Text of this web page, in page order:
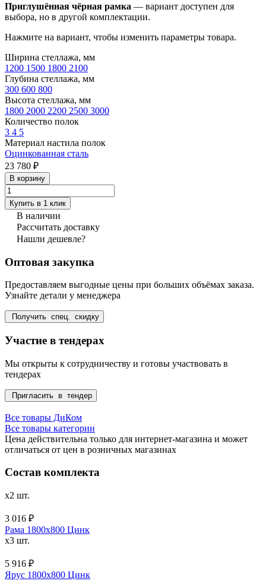
Приглушённая чёрная рамка — вариант доступен для
выбора, но в другой комплектации.
Нажмите на вариант, чтобы изменить параметры товара.
Ширина стеллажа, мм
1200 1500 1800 2100
Глубина стеллажа, мм
300 600 800
Высота стеллажа, мм
1800 2000 2200 2500 3000
Количество полок
3 4 5
Материал настила полок
Оцинкованная сталь
23 780 ₽
В корзину
Купить в 1 клик
В наличии
Рассчитать доставку
Нашли дешевле?
Оптовая закупка
Предоставляем выгодные цены при больших объёмах заказа.
Узнайте детали у менеджера
Получить спец. скидку
Участие в тендерах
Мы открыты к сотрудничеству и готовы участвовать в
тендерах
Пригласить в тендер
Все товары ДиКом
Все товары категории
Цена действительна только для интернет-магазина и может
отличаться от цен в розничных магазинах
Состав комплекта
x2 шт.
3 016 ₽
Рама 1800х800 Цинк
x3 шт.
5 916 ₽
Ярус 1800х800 Цинк